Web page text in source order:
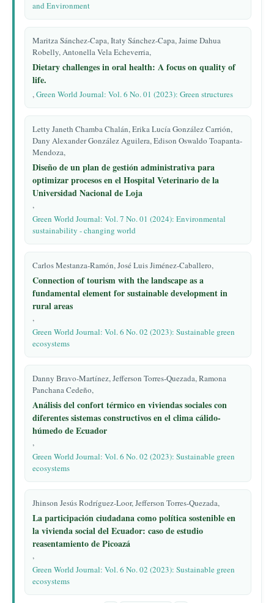
and Environment
Maritza Sánchez-Capa, Itaty Sánchez-Capa, Jaime Dahua
Robelly, Antonella Vela Echeverria,
Dietary challenges in oral health: A focus on quality of
life.
,Green World Journal: Vol. 6 No. 01 (2023): Green structures
Letty Janeth Chamba Chalán, Erika Lucía González Carrión,
Dany Alexander González Aguilera, Edison Oswaldo Toapanta-
Mendoza,
Diseño de un plan de gestión administrativa para
optimizar procesos en el Hospital Veterinario de la
Universidad Nacional de Loja
,
Green World Journal: Vol. 7 No. 01 (2024): Environmental
sustainability - changing world
Carlos Mestanza-Ramón, José Luis Jiménez-Caballero,
Connection of tourism with the landscape as a
fundamental element for sustainable development in
rural areas
,
Green World Journal: Vol. 6 No. 02 (2023): Sustainable green
ecosystems
Danny Bravo-Martínez, Jefferson Torres-Quezada, Ramona
Panchana Cedeño,
Análisis del confort térmico en viviendas sociales con
diferentes sistemas constructivos en el clima cálido-
húmedo de Ecuador
,
Green World Journal: Vol. 6 No. 02 (2023): Sustainable green
ecosystems
Jhinson Jesús Rodríguez-Loor, Jefferson Torres-Quezada,
La participación ciudadana como política sostenible en
la vivienda social del Ecuador: caso de estudio
reasentamiento de Picoazá
,
Green World Journal: Vol. 6 No. 02 (2023): Sustainable green
ecosystems